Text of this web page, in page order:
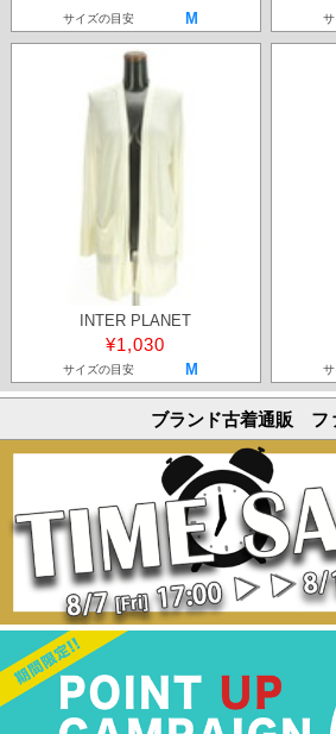
サイズの目安 M
INTER PLANET
¥1,030
サイズの目安 M
ブランド古着通販 フ